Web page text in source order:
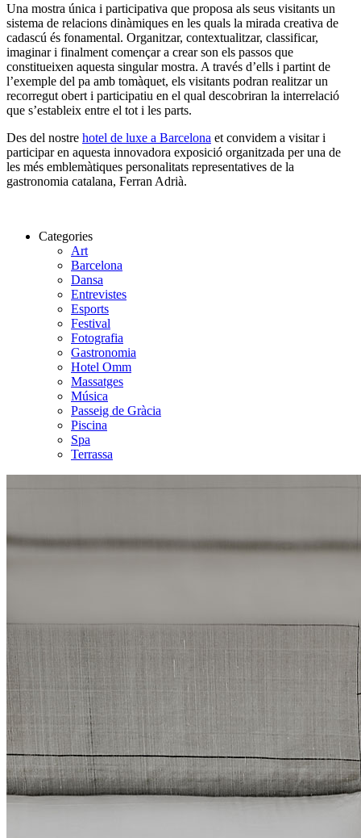
Una mostra única i participativa que proposa als seus visitants un
sistema de relacions dinàmiques en les quals la mirada creativa de
cadascú és fonamental. Organitzar, contextualitzar, classificar,
imaginar i finalment començar a crear son els passos que
constitueixen aquesta singular mostra. A través d’ells i partint de
l’exemple del pa amb tomàquet, els visitants podran realitzar un
recorregut obert i participatiu en el qual descobriran la interrelació
que s’estableix entre el tot i les parts.
Des del nostre hotel de luxe a Barcelona et convidem a visitar i
participar en aquesta innovadora exposició organitzada per una de
les més emblemàtiques personalitats representatives de la
gastronomia catalana, Ferran Adrià.
Categories
Art
Barcelona
Dansa
Entrevistes
Esports
Festival
Fotografia
Gastronomia
Hotel Omm
Massatges
Música
Passeig de Gràcia
Piscina
Spa
Terrassa